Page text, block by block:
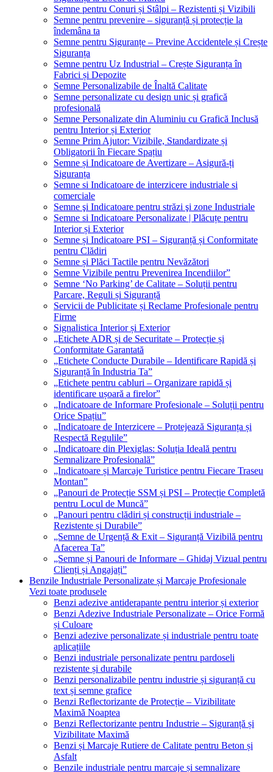
Semne pentru Conuri și Stâlpi – Rezistenti și Vizibili
Semne pentru prevenire – siguranță și protecție la
îndemâna ta
Semne pentru Siguranțe – Previne Accidentele și Crește
Siguranța
Semne pentru Uz Industrial – Crește Siguranța în
Fabrici și Depozite
Semne Personalizabile de Înaltă Calitate
Semne personalizate cu design unic și grafică
profesională
Semne Personalizate din Aluminiu cu Grafică Inclusă
pentru Interior și Exterior
Semne Prim Ajutor: Vizibile, Standardizate și
Obligatorii în Fiecare Spațiu
Semne și Indicatoare de Avertizare – Asigură-ți
Siguranța
Semne si Indicatoare de interzicere industriale si
comerciale
Semne şi Indicatoare pentru străzi şi zone Industriale
Semne si Indicatoare Personalizate | Plăcuțe pentru
Interior și Exterior
Semne și Indicatoare PSI – Siguranță și Conformitate
pentru Clădiri
Semne și Plăci Tactile pentru Nevăzători
Semne Vizibile pentru Prevenirea Incendiilor”
Semne ‘No Parking’ de Calitate – Soluții pentru
Parcare, Reguli și Siguranță
Servicii de Publicitate și Reclame Profesionale pentru
Firme
Signalistica Interior și Exterior
„Etichete ADR și de Securitate – Protecție și
Conformitate Garantată
„Etichete Conducte Durabile – Identificare Rapidă și
Siguranță în Industria Ta”
„Etichete pentru cabluri – Organizare rapidă și
identificare ușoară a firelor”
„Indicatoare de Informare Profesionale – Soluții pentru
Orice Spațiu”
„Indicatoare de Interzicere – Protejează Siguranța și
Respectă Regulile”
„Indicatoare din Plexiglas: Soluția Ideală pentru
Semnalizare Profesională”
„Indicatoare și Marcaje Turistice pentru Fiecare Traseu
Montan”
„Panouri de Protecție SSM și PSI – Protecție Completă
pentru Locul de Muncă”
„Panouri pentru clădiri și construcții industriale –
Rezistente și Durabile”
„Semne de Urgență & Exit – Siguranță Vizibilă pentru
Afacerea Ta”
„Semne și Panouri de Informare – Ghidaj Vizual pentru
Clienți și Angajați”
Benzile Industriale Personalizate și Marcaje Profesionale
Vezi toate produsele
Benzi adezive antiderapante pentru interior și exterior
Benzi Adezive Industriale Personalizate – Orice Formă
și Culoare
Benzi adezive personalizate și industriale pentru toate
aplicațiile
Benzi industriale personalizate pentru pardoseli
rezistente și durabile
Benzi personalizabile pentru industrie și siguranță cu
text și semne grafice
Benzi Reflectorizante de Protecție – Vizibilitate
Maximă Noaptea
Benzi Reflectorizante pentru Industrie – Siguranță și
Vizibilitate Maximă
Benzi și Marcaje Rutiere de Calitate pentru Beton și
Asfalt
Benzile industriale pentru marcaje și semnalizare